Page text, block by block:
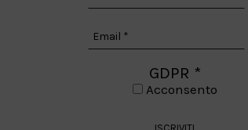
GDPR *
Acconsento